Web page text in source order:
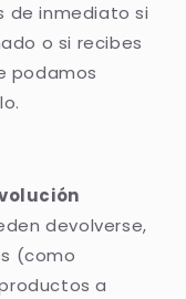
de inmediato si
o si recibes
podamos
devolverse,
(como
a